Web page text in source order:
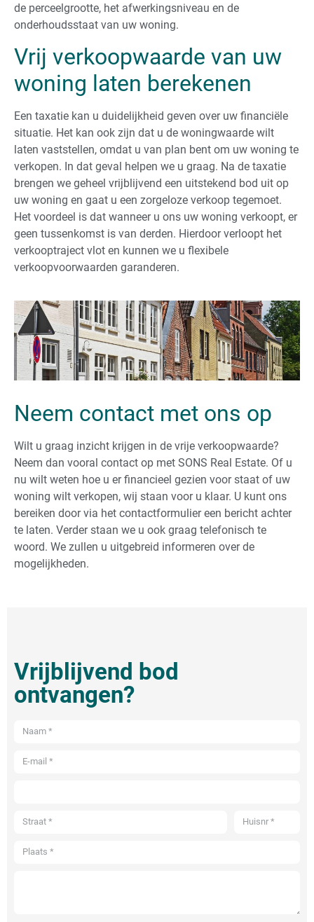
de perceelgrootte, het afwerkingsniveau en de
onderhoudsstaat van uw woning.
Vrij verkoopwaarde van uw
woning laten berekenen
Een taxatie kan u duidelijkheid geven over uw financiële
situatie. Het kan ook zijn dat u de woningwaarde wilt
laten vaststellen, omdat u van plan bent om uw woning te
verkopen. In dat geval helpen we u graag. Na de taxatie
brengen we geheel vrijblijvend een uitstekend bod uit op
uw woning en gaat u een zorgeloze verkoop tegemoet.
Het voordeel is dat wanneer u ons uw woning verkoopt, er
geen tussenkomst is van derden. Hierdoor verloopt het
verkooptraject vlot en kunnen we u flexibele
verkoopvoorwaarden garanderen.
Neem contact met ons op
Wilt u graag inzicht krijgen in de vrije verkoopwaarde?
Neem dan vooral contact op met SONS Real Estate. Of u
nu wilt weten hoe u er financieel gezien voor staat of uw
woning wilt verkopen, wij staan voor u klaar. U kunt ons
bereiken door via het contactformulier een bericht achter
te laten. Verder staan we u ook graag telefonisch te
woord. We zullen u uitgebreid informeren over de
mogelijkheden.
Vrijblijvend bod
ontvangen?